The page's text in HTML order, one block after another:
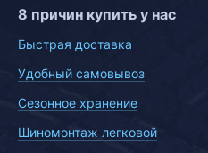
8 причин купить у нас
Быстрая доставка
Удобный самовывоз
Сезонное хранение
Шиномонтаж легковой